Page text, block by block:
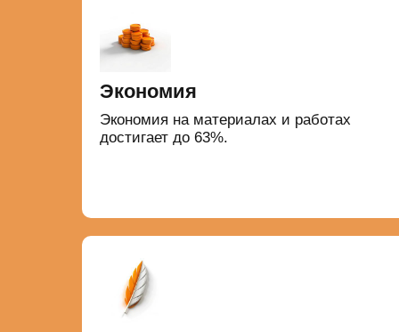
Экономия
Экономия на материалах и работах
достигает до 63%.